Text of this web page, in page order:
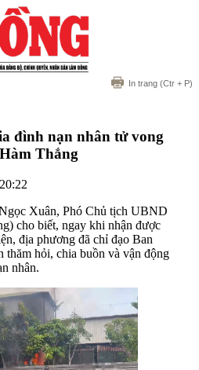
In trang (Ctr + P)
đình nạn nhân tử vong
Thắng
Xuân, Phó Chủ tịch UBND
cho biết, ngay khi nhận được
địa phương đã chỉ đạo Ban
thăm hỏi, chia buồn và vận động
nhân.